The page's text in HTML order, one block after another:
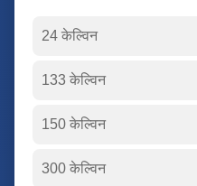
24 केल्विन
133 केल्विन
150 केल्विन
300 केल्विन